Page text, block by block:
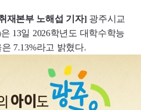
재본부 노해섭 기자] 광주시교
13일 2026학년도 대학수학능
7.13%라고 밝혔다.